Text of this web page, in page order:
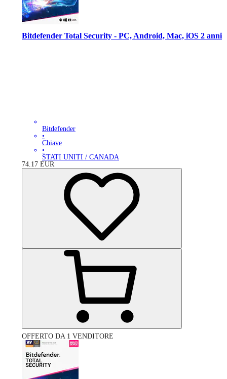
Bitdefender Total Security - PC, Android, Mac, iOS 2 anni
Bitdefender
•
Chiave
•
STATI UNITI / CANADA
74.17 EUR
OFFERTO DA 1 VENDITORE